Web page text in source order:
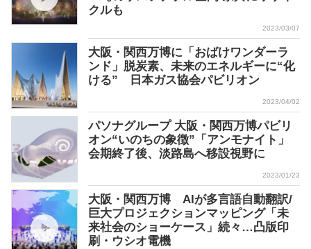
クルも
2023/03/07
大阪・関西万博に「おばけワンダーラ
ンド」脱炭素、未来のエネルギーに“化
ける” 日本ガス協会パビリオン
2023/04/02
パソナグループ 大阪・関西万博パビリ
オン“いのちの象徴”「アンモナイト」
会期終了後、淡路島へ移設視野に
2023/01/23
大阪・関西万博 AIが多言語自動翻訳/
巨大プロジェクションマッピング「未
来社会のショーケース」続々…凸版印
刷・ウシオ電機